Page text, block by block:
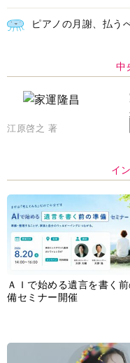
ピアノの月謝、払う
中
江原啓之 著
イ
ＡＩで始める遺言を書く
備セミナー開催